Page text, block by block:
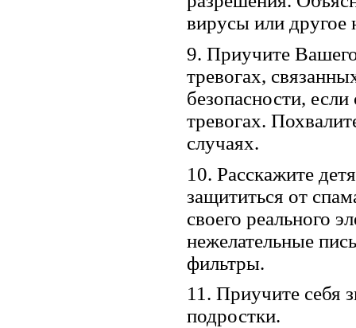
вирусы или другое
9. Приучите
тревогах,
безопасности,
тревогах.
случаях.
10. Расскажите
защититься от
своего реального
нежелательные
фильтры.
11. Приучите себя
подростки.